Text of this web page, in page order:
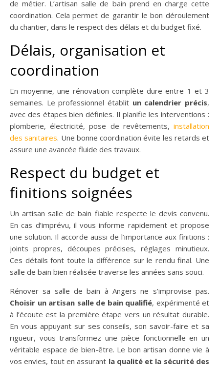
de métier. L’artisan salle de bain prend en charge cette
coordination. Cela permet de garantir le bon déroulement
du chantier, dans le respect des délais et du budget fixé.
Délais, organisation et
coordination
En moyenne, une rénovation complète dure entre 1 et 3
semaines. Le professionnel établit un calendrier précis,
avec des étapes bien définies. Il planifie les interventions :
plomberie, électricité, pose de revêtements, installation
des sanitaires. Une bonne coordination évite les retards et
assure une avancée fluide des travaux.
Respect du budget et
finitions soignées
Un artisan salle de bain fiable respecte le devis convenu.
En cas d’imprévu, il vous informe rapidement et propose
une solution. Il accorde aussi de l’importance aux finitions :
joints propres, découpes précises, réglages minutieux.
Ces détails font toute la différence sur le rendu final. Une
salle de bain bien réalisée traverse les années sans souci.
Rénover sa salle de bain à Angers ne s’improvise pas.
Choisir un artisan salle de bain qualifié, expérimenté et
à l’écoute est la première étape vers un résultat durable.
En vous appuyant sur ses conseils, son savoir-faire et sa
rigueur, vous transformez une pièce fonctionnelle en un
véritable espace de bien-être. Le bon artisan donne vie à
vos envies, tout en assurant la qualité et la sécurité des